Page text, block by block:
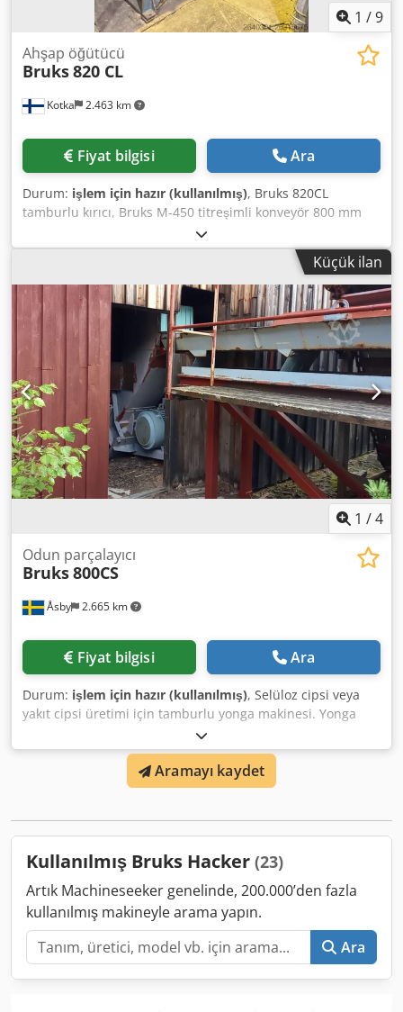
1 /9
Kotka 2.463 km
Ahşap öğütücü
Bruks820 CL
Fiyat bilgisi Ara
Durum: işlem için hazır (kullanılmış), Bruks 820CL
tamburlu kırıcı, Bruks M-450 titreşimli konveyör 800 mm
rotor çapına sahip yonga makinesi giriş ağzı 560 x 365 mm
Dwsdpexn T Tdjfx Adxja 2 bıçak yonga uzunluğu 23 - 27
mm verimlilik yaklaşık 30 - 50 m3 yonga/saat güç 55 kW
uzunluk 30 m ağırlık yaklaşık 4.500 kg
Küçük ilan
1 /4
Åsby 2.665 km
Odun parçalayıcı
Bruks800CS
Fiyat bilgisi Ara
Durum: işlem için hazır (kullanılmış), Selüloz cipsi veya
yakıt cipsi üretimi için tamburlu yonga makinesi. Yonga
makinesi, titreşimli konveyör ve besleme haznesi ile
beslenmektedir. Dwsdpfeyh Umwex Adxoa Ayrıca, Bruks
marka Bruks BS3 model yonga eleği de dahildir. Elektrik
motoru: 75 kW. Saatte 60 m³'ye kadar hazır yonga üretim
Aramayı kaydet
Kullanılmış Bruks Hacker (23)
Artık Machineseeker genelinde, 200.000’den fazla
kullanılmış makineyle arama yapın.
Ara